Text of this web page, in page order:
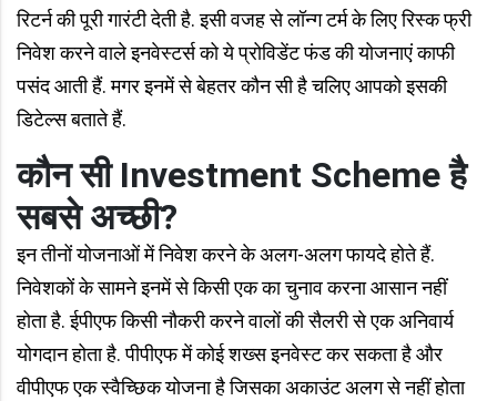
रिटर्न की पूरी गारंटी देती है. इसी वजह से लॉन्ग टर्म के लिए रिस्क फ्री
निवेश करने वाले इनवेस्टर्स को ये प्रोविडेंट फंड की योजनाएं काफी
पसंद आती हैं. मगर इनमें से बेहतर कौन सी है चलिए आपको इसकी
डिटेल्स बताते हैं.
कौन सी Investment Scheme है
सबसे अच्छी?
इन तीनों योजनाओं में निवेश करने के अलग-अलग फायदे होते हैं.
निवेशकों के सामने इनमें से किसी एक का चुनाव करना आसान नहीं
होता है. ईपीएफ किसी नौकरी करने वालों की सैलरी से एक अनिवार्य
योगदान होता है. पीपीएफ में कोई शख्स इनवेस्ट कर सकता है और
वीपीएफ एक स्वैच्छिक योजना है जिसका अकाउंट अलग से नहीं होता